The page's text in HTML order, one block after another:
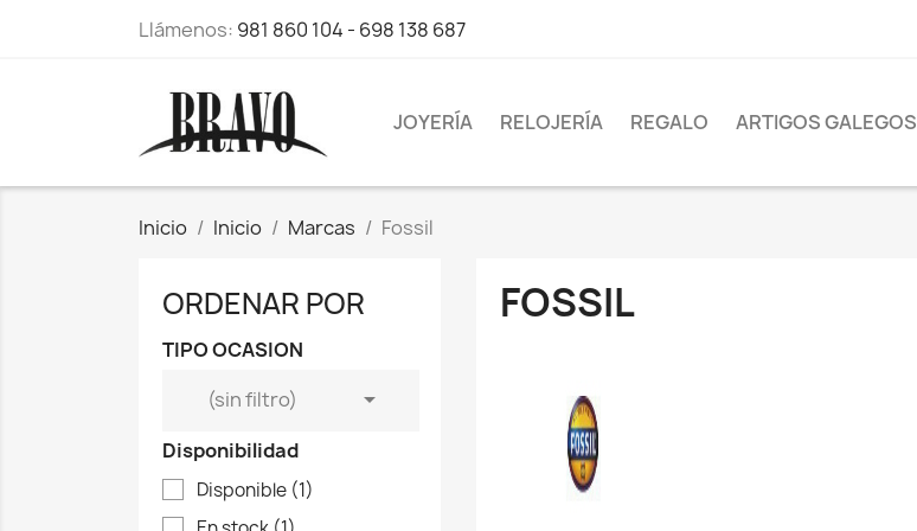
Llámenos: 981 860 104 - 698 138 687
JOYERÍA RELOJERÍA REGALO ARTIGOS GALEGOS
Inicio Inicio Marcas Fossil
ORDENAR POR
TIPO OCASION
(sin filtro)

Disponibilidad
Disponible (1)
FOSSIL